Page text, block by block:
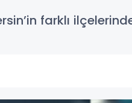
farklı